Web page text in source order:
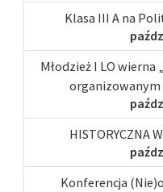
Klasa III A na
Młodzież I LO
organizowanym
HISTORYCZNA
Konferencja